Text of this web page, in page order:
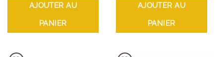
AJOUTER AU
PANIER
AJOUTER AU
PANIER